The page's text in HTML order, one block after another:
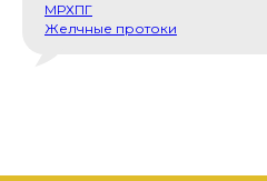
МРХПГ
Желчные протоки